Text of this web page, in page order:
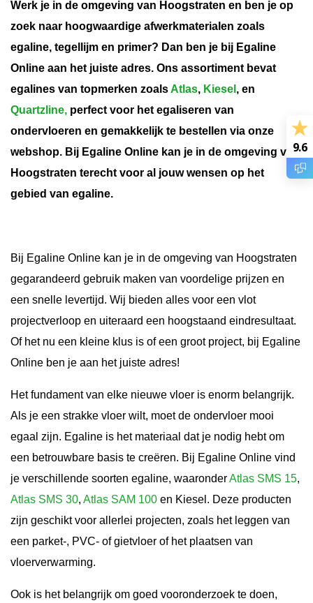
Werk je in de omgeving van Hoogstraten en ben je op
zoek naar hoogwaardige afwerkmaterialen zoals
egaline, tegellijm en primer? Dan ben je bij Egaline
Online aan het juiste adres. Ons assortiment bevat
egalines van topmerken zoals Atlas, Kiesel , en
Quartzline, perfect voor het egaliseren van
ondervloeren en gemakkelijk te bestellen via onze
webshop. Bij Egaline Online kan je in de omgeving van
Hoogstraten terecht voor al jouw wensen op het
gebied van egaline.
Bij Egaline Online kan je in de omgeving van Hoogstraten
gegarandeerd gebruik maken van voordelige prijzen en
een snelle levertijd. Wij bieden alles voor een vlot
projectverloop en uiteraard een hoogstaand eindresultaat.
Of het nu een kleine klus is of een groot project, bij Egaline
Online ben je aan het juiste adres!
Het fundament van elke nieuwe vloer is enorm belangrijk.
Als je een strakke vloer wilt, moet de ondervloer mooi
egaal zijn. Egaline is het materiaal dat je nodig hebt om
een betrouwbare basis te creëren. Bij Egaline Online vind
je verschillende soorten egaline, waaronderAtlas SMS 15,
Atlas SMS 30, Atlas SAM 100 en Kiesel. Deze producten
zijn geschikt voor allerlei projecten, zoals het leggen van
een parket-, PVC- of gietvloer of het plaatsen van
vloerverwarming.
Ook is het belangrijk om goed vooronderzoek te doen,
9.6